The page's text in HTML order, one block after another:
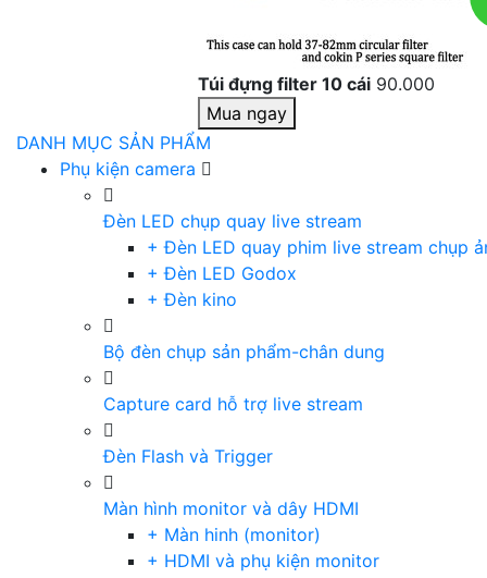
Túi đựng filter 10 cái 90.000
Mua ngay
DANH MỤC SẢN PHẨM
Phụ kiện camera
Đèn LED chụp quay live stream
+ Đèn LED quay phim live stream chụp
+ Đèn LED Godox
+ Đèn kino
Bộ đèn chụp sản phẩm-chân dung
Capture card hỗ trợ live stream
Đèn Flash và Trigger
Màn hình monitor và dây HDMI
+ Màn hinh (monitor)
+ HDMI và phụ kiện monitor